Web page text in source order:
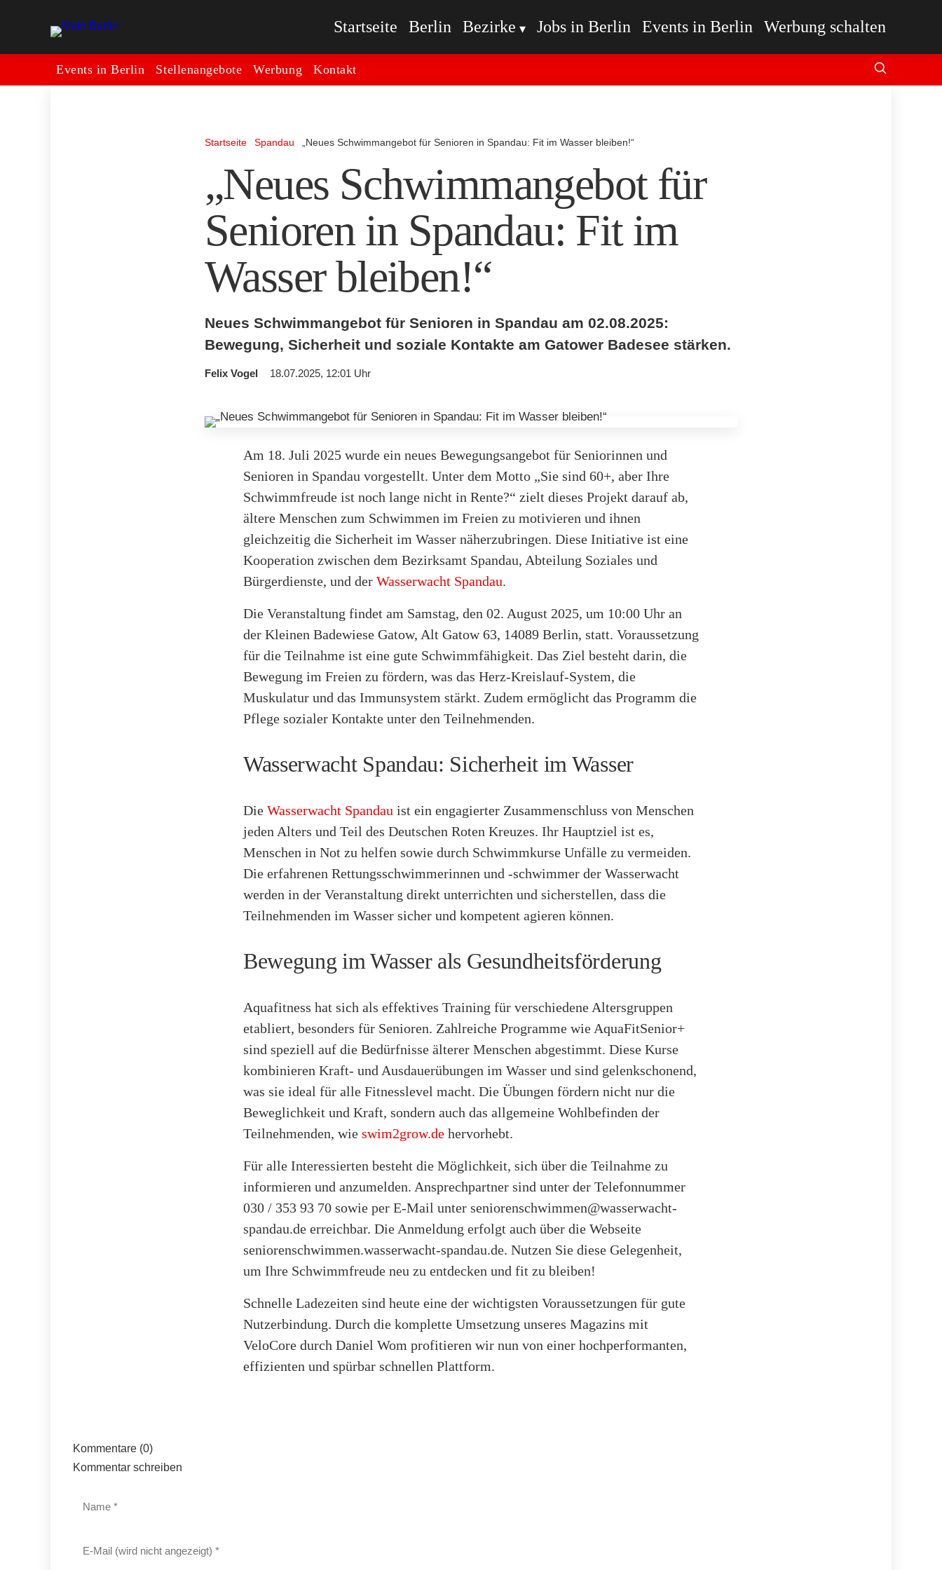
Startseite Berlin Bezirke Jobs in Berlin Events in Berlin Werbung schalten
Events in Berlin Stellenangebote Werbung Kontakt
Startseite Spandau „Neues Schwimmangebot für Senioren in Spandau: Fit im Wasser bleiben!“
„Neues Schwimmangebot für
Senioren in Spandau: Fit im
Wasser bleiben!“
Neues Schwimmangebot für Senioren in Spandau am 02.08.2025:
Bewegung, Sicherheit und soziale Kontakte am Gatower Badesee stärken.
Felix Vogel 18.07.2025, 12:01 Uhr
Am 18. Juli 2025 wurde ein neues Bewegungsangebot für Seniorinnen und
Senioren in Spandau vorgestellt. Unter dem Motto „Sie sind 60+, aber Ihre
Schwimmfreude ist noch lange nicht in Rente?“ zielt dieses Projekt darauf ab,
ältere Menschen zum Schwimmen im Freien zu motivieren und ihnen
gleichzeitig die Sicherheit im Wasser näherzubringen. Diese Initiative ist eine
Kooperation zwischen dem Bezirksamt Spandau, Abteilung Soziales und
Bürgerdienste, und der Wasserwacht Spandau.
Die Veranstaltung findet am Samstag, den 02. August 2025, um 10:00 Uhr an
der Kleinen Badewiese Gatow, Alt Gatow 63, 14089 Berlin, statt. Voraussetzung
für die Teilnahme ist eine gute Schwimmfähigkeit. Das Ziel besteht darin, die
Bewegung im Freien zu fördern, was das Herz-Kreislauf-System, die
Muskulatur und das Immunsystem stärkt. Zudem ermöglicht das Programm die
Pflege sozialer Kontakte unter den Teilnehmenden.
Wasserwacht Spandau: Sicherheit im Wasser
Die Wasserwacht Spandau ist ein engagierter Zusammenschluss von Menschen
jeden Alters und Teil des Deutschen Roten Kreuzes. Ihr Hauptziel ist es,
Menschen in Not zu helfen sowie durch Schwimmkurse Unfälle zu vermeiden.
Die erfahrenen Rettungsschwimmerinnen und -schwimmer der Wasserwacht
werden in der Veranstaltung direkt unterrichten und sicherstellen, dass die
Teilnehmenden im Wasser sicher und kompetent agieren können.
Bewegung im Wasser als Gesundheitsförderung
Aquafitness hat sich als effektives Training für verschiedene Altersgruppen
etabliert, besonders für Senioren. Zahlreiche Programme wie AquaFitSenior+
sind speziell auf die Bedürfnisse älterer Menschen abgestimmt. Diese Kurse
kombinieren Kraft- und Ausdauerübungen im Wasser und sind gelenkschonend,
was sie ideal für alle Fitnesslevel macht. Die Übungen fördern nicht nur die
Beweglichkeit und Kraft, sondern auch das allgemeine Wohlbefinden der
Teilnehmenden, wie swim2grow.de hervorhebt.
Für alle Interessierten besteht die Möglichkeit, sich über die Teilnahme zu
informieren und anzumelden. Ansprechpartner sind unter der Telefonnummer
030 / 353 93 70 sowie per E-Mail unter seniorenschwimmen@wasserwacht-
spandau.de erreichbar. Die Anmeldung erfolgt auch über die Webseite
seniorenschwimmen.wasserwacht-spandau.de. Nutzen Sie diese Gelegenheit,
um Ihre Schwimmfreude neu zu entdecken und fit zu bleiben!
Schnelle Ladezeiten sind heute eine der wichtigsten Voraussetzungen für gute
Nutzerbindung. Durch die komplette Umsetzung unseres Magazins mit
VeloCore durch Daniel Wom profitieren wir nun von einer hochperformanten,
effizienten und spürbar schnellen Plattform.
Kommentare (0)
Kommentar schreiben